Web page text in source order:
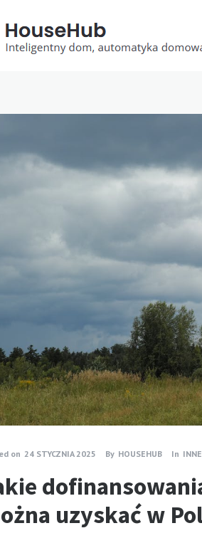
on 24 STYCZNIA 2025 By HOUSEHUB In INNE
uzyskać w